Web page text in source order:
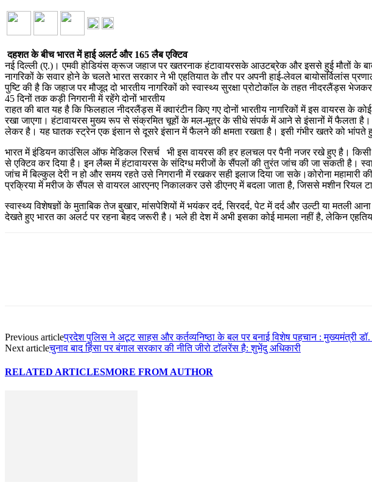
दहशत के बीच भारत में हाई अलर्ट और 165 लैब एक्टिव
नई दिल्ली (ए.)। एमवी होडियंस क्रूज जहाज पर खतरनाक हंटावायरसके आउटब्रेक और इससे हुई मौतों के
नागरिकों के सवार होने के चलते भारत सरकार ने भी एहतियात के तौर पर अपनी हाई-लेवल बायोसर्विलांस
पुष्टि की है कि जहाज पर मौजूद दो भारतीय नागरिकों को स्वास्थ्य सुरक्षा प्रोटोकॉल के तहत नीदरलैंड्स भेजकर
45 दिनों तक कड़ी निगरानी में रहेंगे दोनों भारतीय
राहत की बात यह है कि फिलहाल नीदरलैंड्स में क्वारंटीन किए गए दोनों भारतीय नागरिकों में इस वायरस
रखा जाएगा। हंटावायरस मुख्य रूप से संक्रमित चूहों के मल-मूत्र के सीधे संपर्क में आने से इंसानों में फैलता है।
लेकर है। यह घातक स्ट्रेन एक इंसान से दूसरे इंसान में फैलने की क्षमता रखता है। इसी गंभीर खतरे को भांपते
भारत में इंडियन काउंसिल ऑफ मेडिकल रिसर्च भी इस वायरस की हर हलचल पर पैनी नजर रखे हुए है।
से एक्टिव कर दिया है। इन लैब्स में हंटावायरस के संदिग्ध मरीजों के सैंपलों की तुरंत जांच की जा सकती है।
जांच में बिल्कुल देरी न हो और समय रहते उसे निगरानी में रखकर सही इलाज दिया जा सके।कोरोना महामारी
प्रक्रिया में मरीज के सैंपल से वायरल आरएनए निकालकर उसे डीएनए में बदला जाता है, जिससे मशीन रियल
स्वास्थ्य विशेषज्ञों के मुताबिक तेज बुखार, मांसपेशियों में भयंकर दर्द, सिरदर्द, पेट में दर्द और उल्टी या
देखते हुए भारत का अलर्ट पर रहना बेहद जरूरी है। भले ही देश में अभी इसका कोई मामला नहीं है, लेकिन
Previous articleप्रदेश पुलिस ने अटूट साहस और कर्तव्यनिष्ठा के बल पर बनाई विशेष पहचान : मुख्यमंत्री डॉ.
Next articleचुनाव बाद हिंसा पर बंगाल सरकार की नीति जीरो टॉलरेंस है: शुभेंदु अधिकारी
RELATED ARTICLESMORE FROM AUTHOR